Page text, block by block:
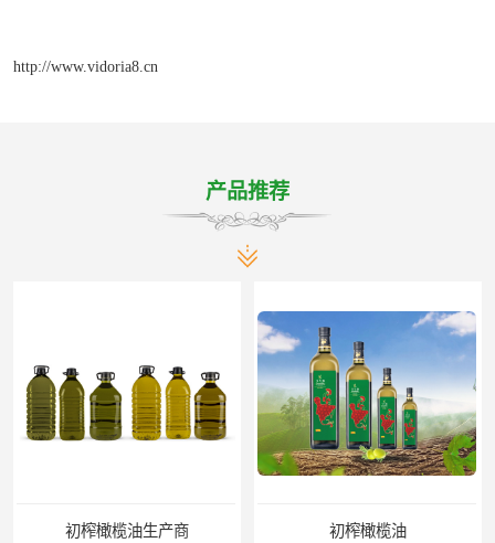
http://www.vidoria8.cn
产品推荐
初榨橄榄油生产商 初榨橄榄油